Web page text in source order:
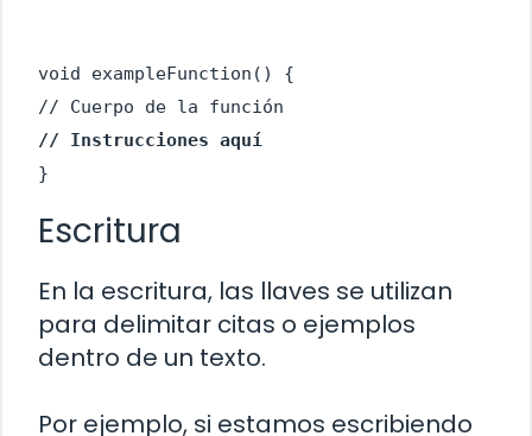
void exampleFunction() {
// Cuerpo de la función
// Instrucciones aquí
}
Escritura
En la escritura, las llaves se utilizan
para delimitar citas o ejemplos
dentro de un texto.
Por ejemplo, si estamos escribiendo